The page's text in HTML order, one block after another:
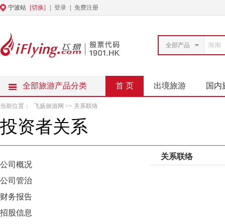
宁波站 [切换] 登录 免费注册
全部产品
全部旅游产品分类 首 页 出境旅游 国内
当前位置： 飞扬旅游网 >> 关系联络
投资者关系
公司概况
公司管治
财务报告
招股信息
关系联络